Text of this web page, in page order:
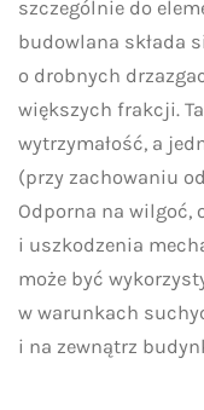
szczególnie do
budowlana składa
o drobnych
większych frakcji.
wytrzymałość, a
(przy zachowaniu
Odporna na wilgoć,
i uszkodzenia
może być
w warunkach
i na zewnątrz